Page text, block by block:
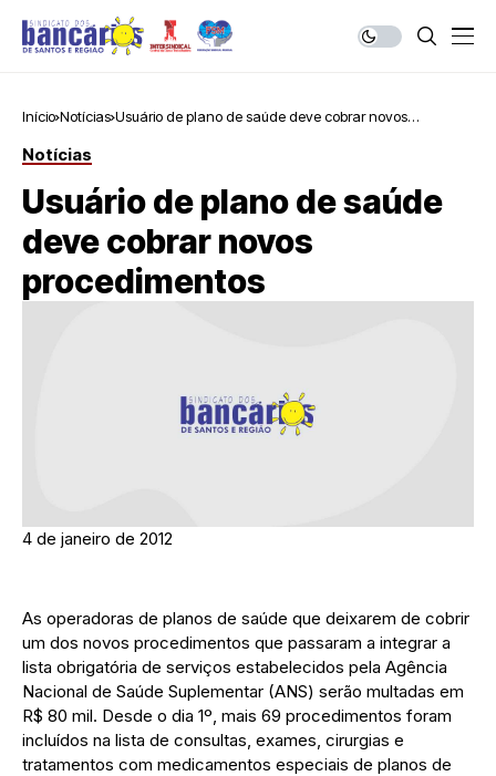
Início Notícias Usuário de plano de saúde deve cobrar novos
Notícias
Usuário de plano de saúde
deve cobrar novos
procedimentos
4 de janeiro de 2012
As operadoras de planos de saúde que deixarem de cobrir
um dos novos procedimentos que passaram a integrar a
lista obrigatória de serviços estabelecidos pela Agência
Nacional de Saúde Suplementar (ANS) serão multadas em
R$ 80 mil. Desde o dia 1º, mais 69 procedimentos foram
incluídos na lista de consultas, exames, cirurgias e
tratamentos com medicamentos especiais de planos de